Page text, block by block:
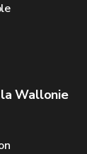
Wallonie